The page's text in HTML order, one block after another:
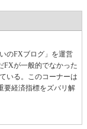
のFXブログ」を運営
FXが一般的でなかった
いる。このコーナーは
要経済指標をズバリ解